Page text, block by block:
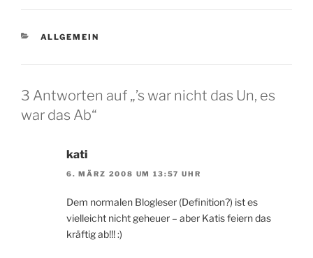
KATEGORIEN
ALLGEMEIN
3 Antworten auf „’s war nicht das Un, es
war das Ab“
kati
6. MÄRZ 2008 UM 13:57 UHR
Dem normalen Blogleser (Definition?) ist es
vielleicht nicht geheuer – aber Katis feiern das
kräftig ab!!! :)